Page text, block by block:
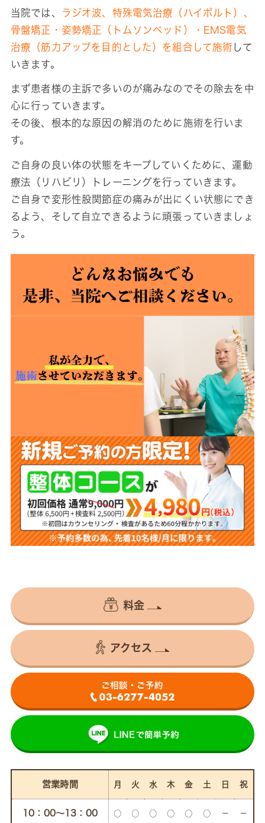
当院では、
ラジオ波、特殊電気治療（ハイボルト）、
骨盤矯正・姿勢矯正（トムソンベッド）・EMS電気
治療（筋力アップを目的とした）を組合して施術 して
いきます。
まず患者様の主訴で多いのが痛みなのでその除去を中
心に行っていきます。
その後、根本的な原因の解消のために施術を行いま
す。
ご自身の良い体の状態をキープしていくために、運動
療法（リハビリ）トレーニングを行っていきます。
ご自身で変形性股関節症の痛みが出にくい状態にでき
るよう、そして自立できるように頑張っていきましょ
う。
料金
アクセス
営業時間 月 火 水 木 金 土 日 祝
10：00〜13：00 ○ ○ ○ ○ ○ ○ － －